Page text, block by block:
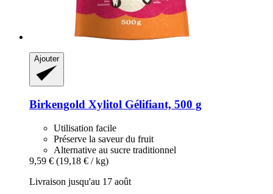
Ajouter
Birkengold Xylitol Gélifiant, 500 g
Utilisation facile
Préserve la saveur du fruit
Alternative au sucre traditionnel
9,59 € (19,18 € / kg)
Livraison jusqu'au 17 août